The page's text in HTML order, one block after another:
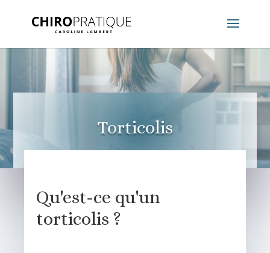
Torticolis
Qu'est-ce qu'un
torticolis ?